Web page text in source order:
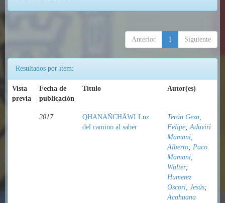
Anterior 1 Siguiente
Resultados por ítem:
Vista
previa
Fecha de
publicación
Título Autor(es)
2017
QHANAÑCHÄWI Luz
del camino al saber
Terán Gezn,
Felipe;Aduviri
Mamani,
Alberto; Paco
Mamani,
Walter;
Humerez
Oscori, Jesús;
Acahuana